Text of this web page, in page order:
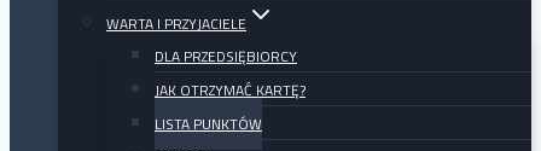
WARTA I PRZYJACIELE
DLA PRZEDSIĘBIORCY
JAK OTRZYMAĆ KARTĘ?
LISTA PUNKTÓW